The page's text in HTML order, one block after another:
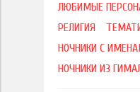
ЛЮБИМЫЕ
РЕЛИГИЯ
НОЧНИКИ С
НОЧНИКИ ИЗ